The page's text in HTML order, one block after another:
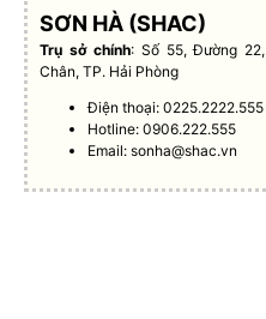
SƠN HÀ (SHAC)
Trụ sở chính: Số 55, Đường
Chân, TP. Hải Phòng
Điện thoại: 0225.2222.555
Hotline: 0906.222.555
Email:sonha@shac.vn